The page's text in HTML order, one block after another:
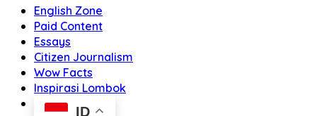
English Zone
Paid Content
Essays
Citizen Journalism
Wow Facts
Inspirasi Lombok
ID